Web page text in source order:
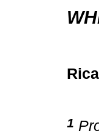
1